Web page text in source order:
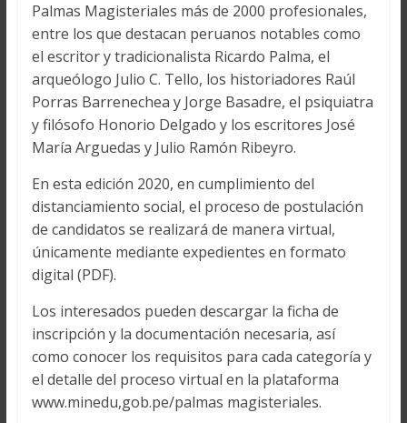
Palmas Magisteriales más de 2000 profesionales,
entre los que destacan peruanos notables como
el escritor y tradicionalista Ricardo Palma, el
arqueólogo Julio C. Tello, los historiadores Raúl
Porras Barrenechea y Jorge Basadre, el psiquiatra
y filósofo Honorio Delgado y los escritores José
María Arguedas y Julio Ramón Ribeyro.
En esta edición 2020, en cumplimiento del
distanciamiento social, el proceso de postulación
de candidatos se realizará de manera virtual,
únicamente mediante expedientes en formato
digital (PDF).
Los interesados pueden descargar la ficha de
inscripción y la documentación necesaria, así
como conocer los requisitos para cada categoría y
el detalle del proceso virtual en la plataforma
www.minedu,gob.pe/palmas magisteriales.